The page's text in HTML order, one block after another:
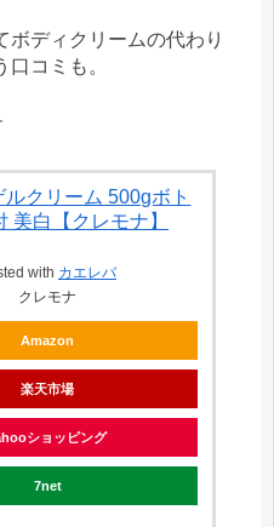
ボディクリームの代わり
コミも。
ルクリーム 500gボト
美白【クレモナ】
with カエレバ
クレモナ
Amazon
楽天市場
ショッピング
7net